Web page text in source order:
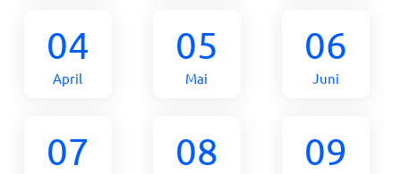
04
April
05
Mai
06
Juni
07 08 09